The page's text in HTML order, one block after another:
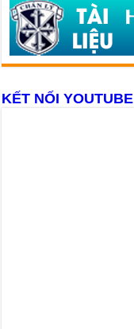
KẾT NỐI YOUTUBE